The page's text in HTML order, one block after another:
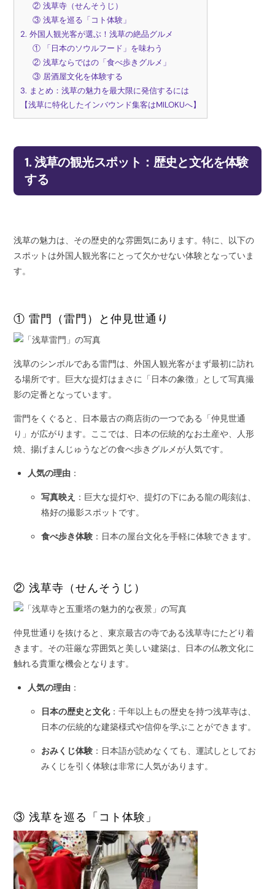
② 浅草寺（せんそうじ）
③ 浅草を巡る「コト体験」
2. 外国人観光客が選ぶ！浅草の絶品グルメ
① 「日本のソウルフード」を味わう
② 浅草ならではの「食べ歩きグルメ」
③ 居酒屋文化を体験する
3. まとめ：浅草の魅力を最大限に発信するには
【浅草に特化したインバウンド集客はMILOKUへ】
1. 浅草の観光スポット：歴史と文化を体験
する
浅草の魅力は、その歴史的な雰囲気にあります。特に、以下の
スポットは外国人観光客にとって欠かせない体験となっていま
す。
① 雷門（雷門）と仲見世通り
浅草のシンボルである雷門は、外国人観光客がまず最初に訪れ
る場所です。巨大な提灯はまさに「日本の象徴」として写真撮
影の定番となっています。
雷門をくぐると、日本最古の商店街の一つである「仲見世通
り」が広がります。ここでは、日本の伝統的なお土産や、人形
焼、揚げまんじゅうなどの食べ歩きグルメが人気です。
人気の理由：
写真映え ：巨大な提灯や、提灯の下にある龍の彫刻は、
格好の撮影スポットです。
食べ歩き体験 ：日本の屋台文化を手軽に体験できます。
② 浅草寺（せんそうじ）
仲見世通りを抜けると、東京最古の寺である浅草寺にたどり着
きます。その荘厳な雰囲気と美しい建築は、日本の仏教文化に
触れる貴重な機会となります。
人気の理由：
日本の歴史と文化：千年以上もの歴史を持つ浅草寺は、
日本の伝統的な建築様式や信仰を学ぶことができます。
おみくじ体験 ：日本語が読めなくても、運試しとしてお
みくじを引く体験は非常に人気があります。
③ 浅草を巡る「コト体験」